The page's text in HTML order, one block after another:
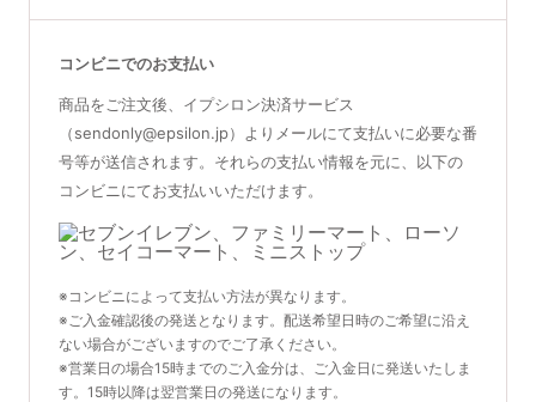
コンビニでのお支払い
商品をご注文後、イプシロン決済サービス
（sendonly@epsilon.jp）よりメールにて支払いに必要な番
号等が送信されます。それらの支払い情報を元に、以下の
コンビニにてお支払いいただけます。
※コンビニによって支払い方法が異なります。
※ご入金確認後の発送となります。配送希望日時のご希望に沿え
ない場合がございますのでご了承ください。
※営業日の場合15時までのご入金分は、ご入金日に発送いたしま
す。15時以降は翌営業日の発送になります。